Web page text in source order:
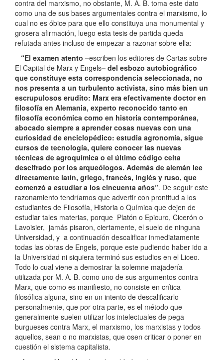
contra del marxismo, no obstante, M. A. B. toma este dato
como una de sus bases argumentales contra el marxismo, lo
cual no es óbice para que ello constituya una monumental y
grosera afirmación, luego esta tesis de partida queda
refutada antes incluso de empezar a razonar sobre ella:
“El examen atento –escriben los editores de Cartas sobre
El Capital de Marx y Engels– del esbozo autobiográfico
que constituye esta correspondencia seleccionada, no
nos presenta a un turbulento activista, sino más bien un
escrupulosos erudito: Marx era efectivamente doctor en
filosofía en Alemania, experto reconocido tanto en
filosofía económica como en historia contemporánea,
abocado siempre a aprender cosas nuevas con una
curiosidad de enciclopédico: estudia agronomía, sigue
cursos de tecnología, quiere conocer las nuevas
técnicas de agroquímica o el último código celta
descifrado por los arqueólogos. Además de alemán lee
directamente latín, griego, francés, inglés y ruso, que
comenzó a estudiar a los cincuenta años”. De seguir este
razonamiento tendríamos que advertir con prontitud a los
estudiantes de Filosofía, Historia o Química que dejen de
estudiar tales materias, porque Platón o Epicuro, Cicerón o
Lavoisier, jamás pisaron, ciertamente, el suelo de ninguna
Universidad, y a continuación descalificar inmediatamente
todas las obras de Engels, porque este pudiendo haber ido a
la Universidad ni siquiera terminó sus estudios en el Liceo.
Todo lo cual viene a demostrar la solemne majadería
utilizada por M. A. B. como uno de sus argumentos contra
Marx, que como es manifiesto, no consiste en crítica
filosófica alguna, sino en un intento de descalificarlo
personalmente, que por otra parte, es el método que
generalmente suelen utilizar los intelectuales de pega
burgueses contra Marx, el marxismo, los marxistas y todos
aquellos, sean o no marxistas, que osen criticar o poner en
cuestión el sistema capitalista.